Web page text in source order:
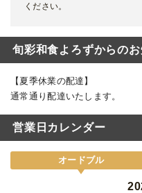
ください。
旬彩和食よろずからの
【夏季休業の配達】
通常通り配達いたします。
営業日カレンダー
オードブル